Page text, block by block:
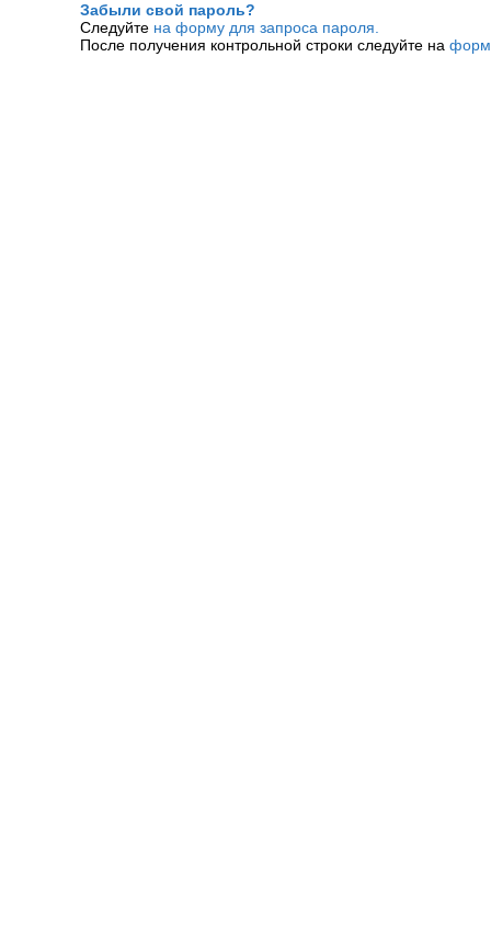
Забыли свой пароль?
Следуйте на форму для запроса пароля.
После получения контрольной строки следуйте на